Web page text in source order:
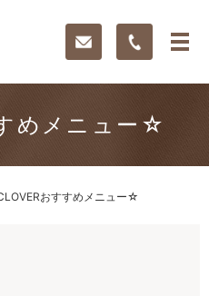
めメニュー☆
おすすめメニュー☆